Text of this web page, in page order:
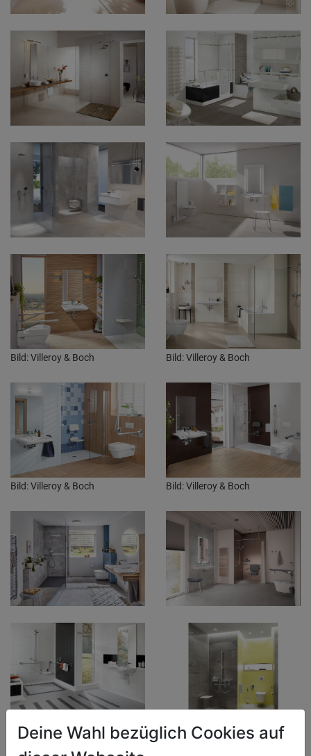
Bild: Villeroy & Boch Bild: Villeroy & Boch
Bild: Villeroy & Boch Bild: Villeroy & Boch
Bild: Hewi
Deine Wahl bezüglich Cookies auf